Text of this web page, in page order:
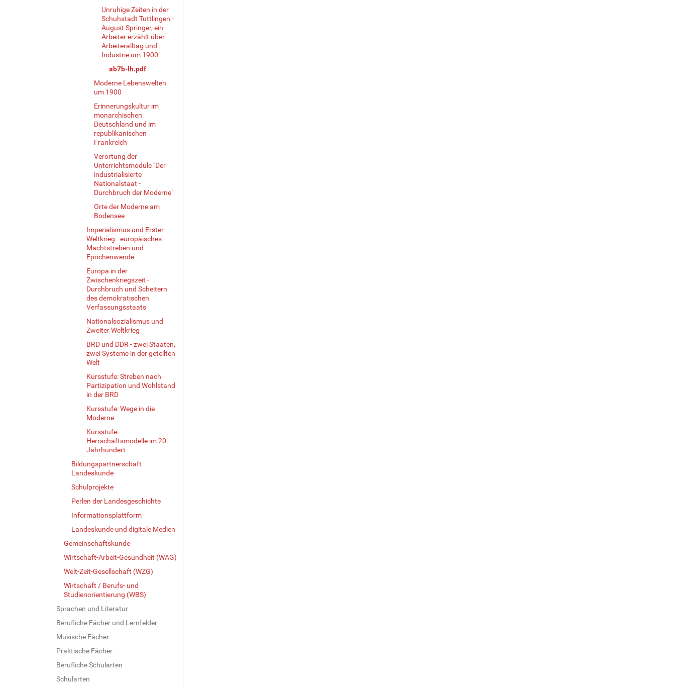
Unruhige Zeiten in der
Schuhstadt Tuttlingen -
August Springer, ein
Arbeiter erzählt über
Arbeiteralltag und
Industrie um 1900
ab7b-lh.pdf
Moderne Lebenswelten
um 1900
Erinnerungskultur im
monarchischen
Deutschland und im
republikanischen
Frankreich
Verortung der
Unterrichtsmodule "Der
industrialisierte
Nationalstaat -
Durchbruch der Moderne"
Orte der Moderne am
Bodensee
Imperialismus und Erster
Weltkrieg - europäisches
Machtstreben und
Epochenwende
Europa in der
Zwischenkriegszeit -
Durchbruch und Scheitern
des demokratischen
Verfassungsstaats
Nationalsozialismus und
Zweiter Weltkrieg
BRD und DDR - zwei Staaten,
zwei Systeme in der geteilten
Welt
Kursstufe: Streben nach
Partizipation und Wohlstand
in der BRD
Kursstufe: Wege in die
Moderne
Kursstufe:
Herrschaftsmodelle im 20.
Jahrhundert
Bildungspartnerschaft
Landeskunde
Schulprojekte
Perlen der Landesgeschichte
Informationsplattform
Landeskunde und digitale Medien
Gemeinschaftskunde
Wirtschaft-Arbeit-Gesundheit (WAG)
Welt-Zeit-Gesellschaft (WZG)
Wirtschaft / Berufs- und
Studienorientierung (WBS)
Sprachen und Literatur
Berufliche Fächer und Lernfelder
Musische Fächer
Praktische Fächer
Berufliche Schularten
Schularten